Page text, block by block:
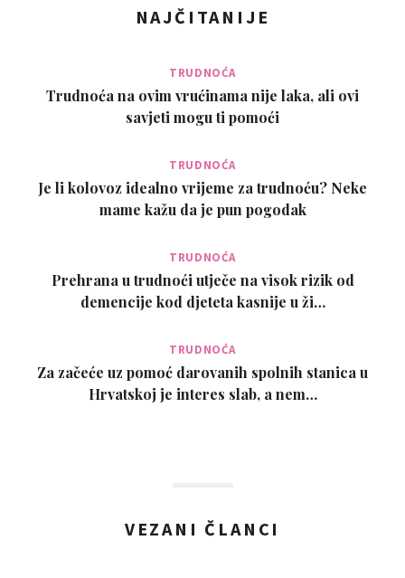
NAJČITANIJE
TRUDNOĆA
Trudnoća na ovim vrućinama nije laka, ali ovi
savjeti mogu ti pomoći
TRUDNOĆA
Je li kolovoz idealno vrijeme za trudnoću? Neke
mame kažu da je pun pogodak
TRUDNOĆA
Prehrana u trudnoći utječe na visok rizik od
demencije kod djeteta kasnije u ži…
TRUDNOĆA
Za začeće uz pomoć darovanih spolnih stanica u
Hrvatskoj je interes slab, a nem…
VEZANI ČLANCI